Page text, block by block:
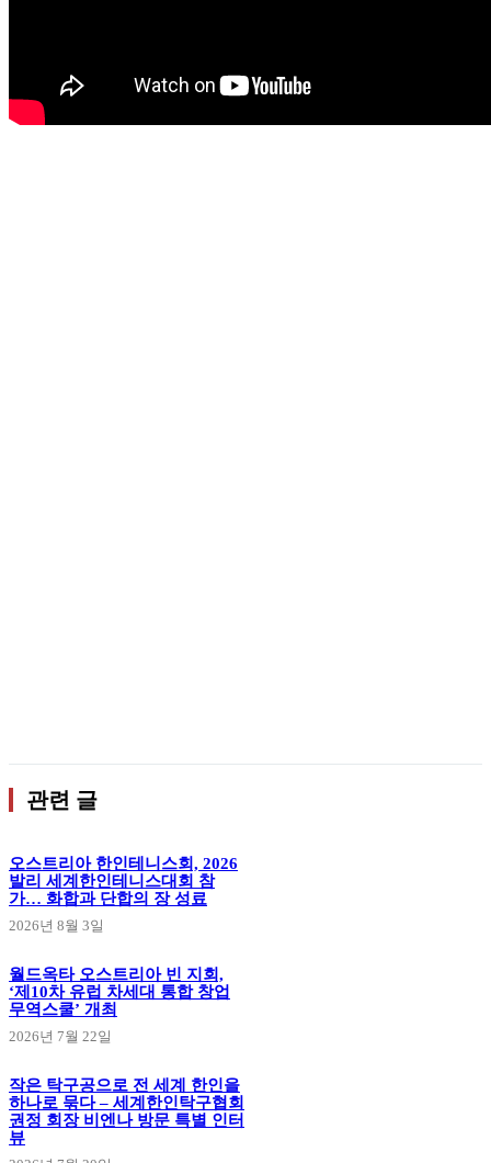
관련 글
오스트리아 한인테니스회, 2026
발리 세계한인테니스대회 참
가… 화합과 단합의 장 성료
2026년 8월 3일
월드옥타 오스트리아 빈 지회,
‘제10차 유럽 차세대 통합 창업
무역스쿨’ 개최
2026년 7월 22일
작은 탁구공으로 전 세계 한인을
하나로 묶다 – 세계한인탁구협회
권정 회장 비엔나 방문 특별 인터
뷰